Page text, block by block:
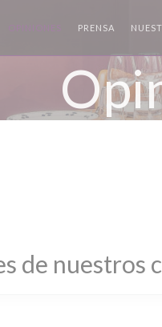
PRENSA
de nuestros